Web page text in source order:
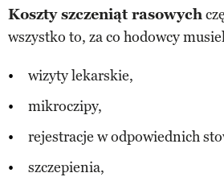
Koszty szczeniąt rasowych
wszystko to, za co hodowcy
wizyty lekarskie,
mikroczipy,
rejestracje w odpowiednich
szczepienia,